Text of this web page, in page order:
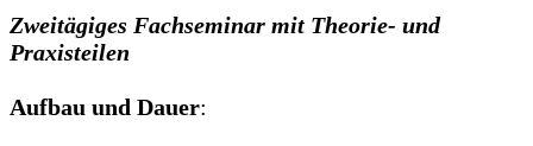
Zweitägiges Fachseminar mit Theorie- und
Praxisteilen
Aufbau und Dauer: